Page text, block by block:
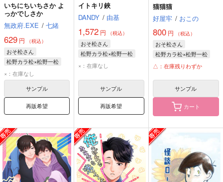
いちにちいちさか よ
っかでしさか
無政府.EXE / 七緒
629 円 （税込）
おそ松さん
松野カラ松×松野一松
松野カラ松
×：在庫なし
サンプル
再販希望
イトキリ鋏
DANDY / 由基
1,572 円 （税込）
おそ松さん
松野カラ松×松野一松
松野カラ松
×：在庫なし
サンプル
再販希望
猫猫猫
好屋牢 / おこの
800円 （税込）
おそ松さん
松野カラ松×松野一松
松野カラ松
松野一松
△：在庫残りわずか
サンプル
カート